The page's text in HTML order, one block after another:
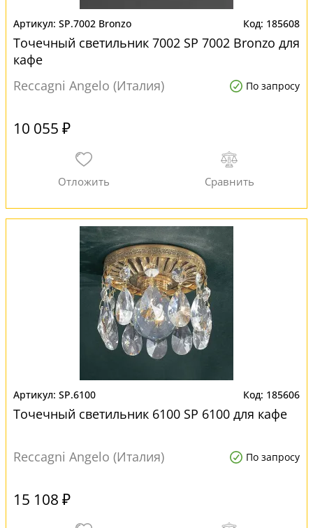
SP.7002 Bronzo 185608
Точечный светильник 7002 SP 7002 Bronzo для
кафе
Reccagni Angelo (Италия)
По запросу
10 055 ₽
SP.6100 185606
Точечный светильник 6100 SP 6100 для кафе
Reccagni Angelo (Италия) По запросу
15 108 ₽